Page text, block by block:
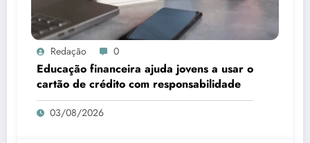
Redação 0
Educação financeira ajuda jovens a usar o
cartão de crédito com responsabilidade
03/08/2026